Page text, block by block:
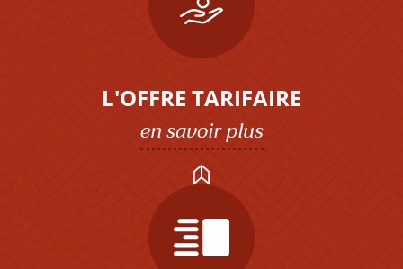
L'OFFRE TARIFAIRE
en savoir plus